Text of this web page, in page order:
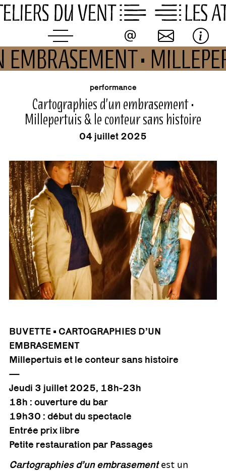
Skip
to
EMBRASEMENT •
buvette
événement
performance
Cartographies d’un embrasement •
Millepertuis & le conteur sans histoire
04 juillet 2025
BUVETTE • CARTOGRAPHIES D’UN
EMBRASEMENT
Millepertuis et le conteur sans histoire
—
Jeudi 3 juillet 2025, 18h-23h
18h : ouverture du bar
19h30 : début du spectacle
Entrée prix libre
Petite restauration par Passages
Cartographies d’un embrasementest un